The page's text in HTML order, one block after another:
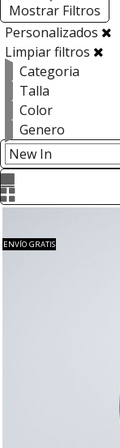
Mostrar Filtros
Personalizados
Limpiar filtros
Categoria
Talla
Color
Genero
ENVÍO GRATIS